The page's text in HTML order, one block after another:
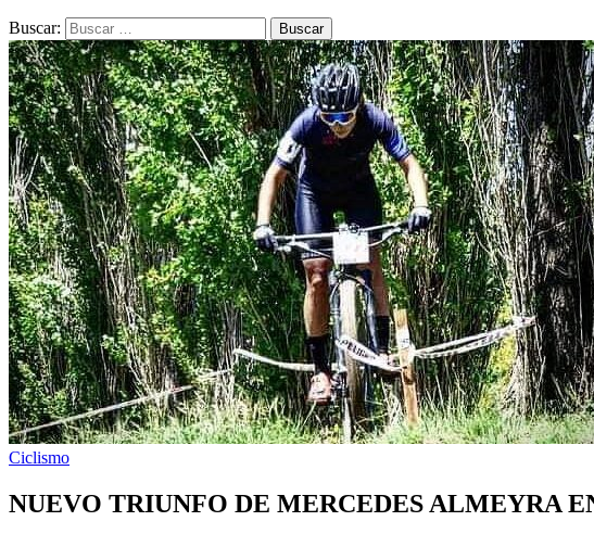
Buscar:
Ciclismo
NUEVO TRIUNFO DE MERCEDES ALMEYRA